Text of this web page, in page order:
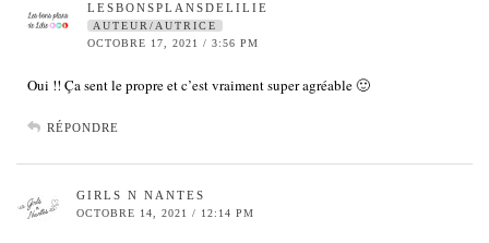
LESBONSPLANSDELILIE
AUTEUR/AUTRICE
OCTOBRE 17, 2021 / 3:56 PM
Oui !! Ça sent le propre et c’est vraiment super agréable 🙂
RÉPONDRE
GIRLS N NANTES
OCTOBRE 14, 2021 / 12:14 PM